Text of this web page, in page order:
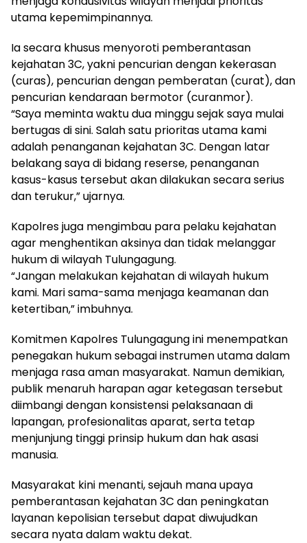
utama kepemimpinannya.
Ia secara khusus menyoroti pemberantasan
kejahatan 3C, yakni pencurian dengan kekerasan
(curas), pencurian dengan pemberatan (curat), dan
pencurian kendaraan bermotor (curanmor).
“Saya meminta waktu dua minggu sejak saya mulai
bertugas di sini. Salah satu prioritas utama kami
adalah penanganan kejahatan 3C. Dengan latar
belakang saya di bidang reserse, penanganan
kasus-kasus tersebut akan dilakukan secara serius
dan terukur,” ujarnya.
Kapolres juga mengimbau para pelaku kejahatan
agar menghentikan aksinya dan tidak melanggar
hukum di wilayah Tulungagung.
“Jangan melakukan kejahatan di wilayah hukum
kami. Mari sama-sama menjaga keamanan dan
ketertiban,” imbuhnya.
Komitmen Kapolres Tulungagung ini menempatkan
penegakan hukum sebagai instrumen utama dalam
menjaga rasa aman masyarakat. Namun demikian,
publik menaruh harapan agar ketegasan tersebut
diimbangi dengan konsistensi pelaksanaan di
lapangan, profesionalitas aparat, serta tetap
menjunjung tinggi prinsip hukum dan hak asasi
manusia.
Masyarakat kini menanti, sejauh mana upaya
pemberantasan kejahatan 3C dan peningkatan
layanan kepolisian tersebut dapat diwujudkan
secara nyata dalam waktu dekat.